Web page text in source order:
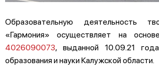
Образовательную деятельность
«Гармония» осуществляет на
4026090073, выданной 10.09.21
образования и науки Калужской области.